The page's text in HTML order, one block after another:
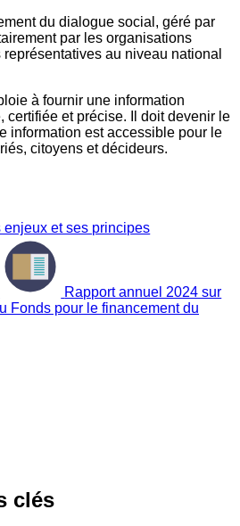
du dialogue social, géré par
par les organisations
au niveau national
à fournir une information
certifiée et précise. Il doit devenir le
information est accessible pour le
citoyens et décideurs.
enjeux et ses principes
Rapport annuel 2024 sur
Fonds pour le financement du
clés